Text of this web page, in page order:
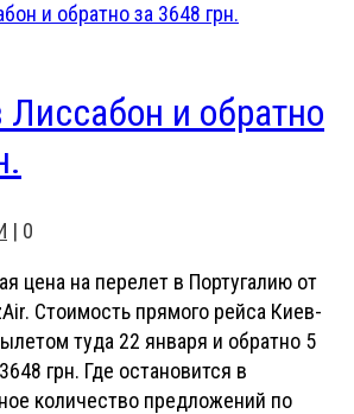
и обратно
| 0
цена на перелет в Португалию от
Стоимость прямого рейса Киев-
туда 22 января и обратно 5
грн. Где остановится в
количество предложений по